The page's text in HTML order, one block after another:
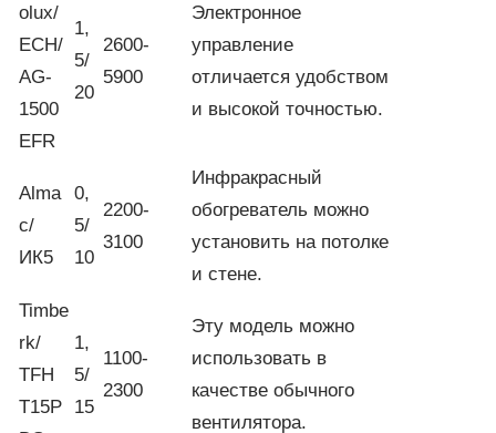
olux/
ECH/
AG-
1500
EFR
1,
5/
20
2600-
5900
Электронное
управление
отличается удобством
и высокой точностью.
Alma
c/
ИК5
0,
5/
10
2200-
3100
Инфракрасный
обогреватель можно
установить на потолке
и стене.
Timbe
rk/
TFH
T15P
1,
5/
15
1100-
2300
Эту модель можно
использовать в
качестве обычного
вентилятора.